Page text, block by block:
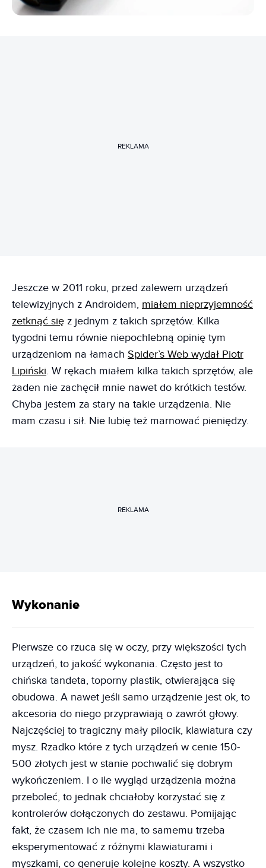
REKLAMA
Jeszcze w 2011 roku, przed zalewem urządzeń
telewizyjnych z Androidem, miałem nieprzyjemność
zetknąć się z jednym z takich sprzętów. Kilka
tygodni temu równie niepochlebną opinię tym
urządzeniom na łamach Spider’s Web wydał Piotr
Lipiński. W rękach miałem kilka takich sprzętów, ale
żaden nie zachęcił mnie nawet do krótkich testów.
Chyba jestem za stary na takie urządzenia. Nie
mam czasu i sił. Nie lubię też marnować pieniędzy.
REKLAMA
Wykonanie
Pierwsze co rzuca się w oczy, przy większości tych
urządzeń, to jakość wykonania. Często jest to
chińska tandeta, toporny plastik, otwierająca się
obudowa. A nawet jeśli samo urządzenie jest ok, to
akcesoria do niego przyprawiają o zawrót głowy.
Najczęściej to tragiczny mały pilocik, klawiatura czy
mysz. Rzadko które z tych urządzeń w cenie 150-
500 złotych jest w stanie pochwalić się dobrym
wykończeniem. I o ile wygląd urządzenia można
przeboleć, to jednak chciałoby korzystać się z
kontrolerów dołączonych do zestawu. Pomijając
fakt, że czasem ich nie ma, to samemu trzeba
eksperymentować z różnymi klawiaturami i
myszkami, co generuje kolejne koszty. A wszystko